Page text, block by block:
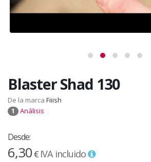
Blaster Shad 130
De la marca Fiiish
1 Análisis
Desde:
6,30€ IVA incluido